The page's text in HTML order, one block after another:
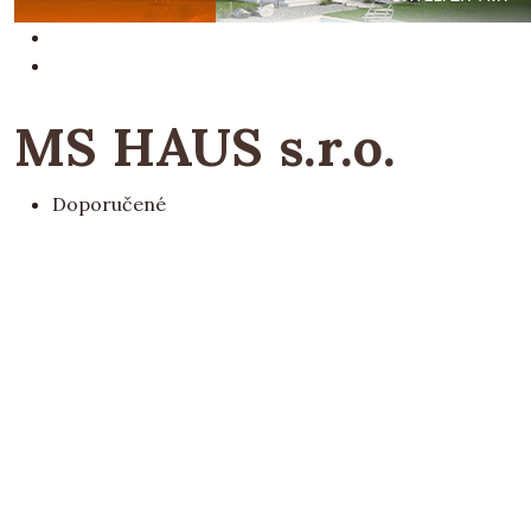
MS HAUS s.r.o.
Doporučené